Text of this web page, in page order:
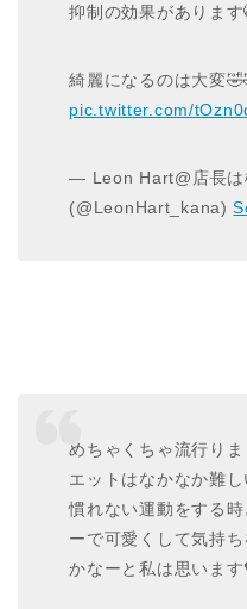
抑制の効果があります
綺麗になるのは大変
pic.twitter.com/
— Leon Hart@店長は
(@LeonHart_kana)
めちゃくちゃ流行り
エットはなかなか難
慣れない運動をする
ーで可愛くして気持
かなーと私は思います